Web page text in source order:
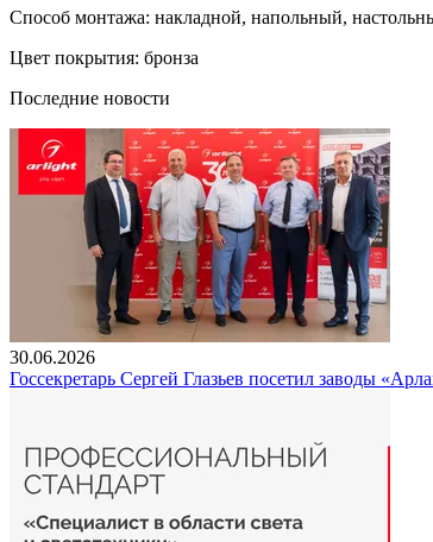
Способ монтажа: накладной, напольный,
Цвет покрытия: бронза
Последние новости
30.06.2026
Госсекретарь Сергей Глазьев посетил заводы